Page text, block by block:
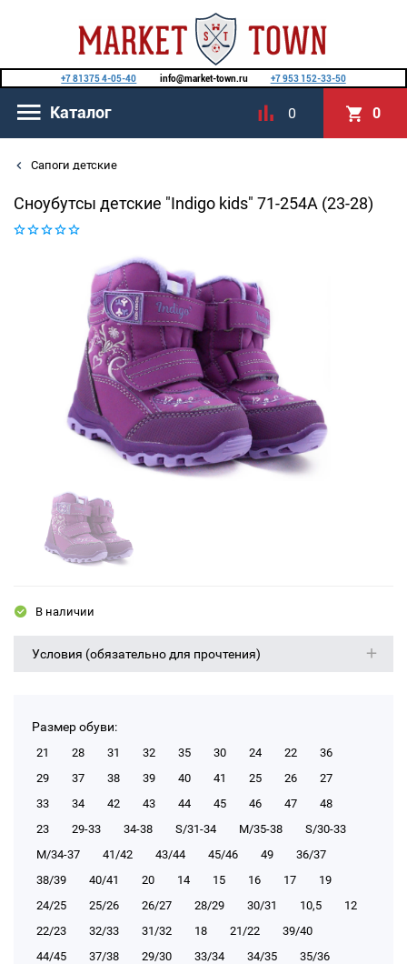
+7 81375 4-05-40 info@market-town.ru +7 953 152-33-50
Каталог 0 0
Сапоги детские
Сноубутсы детские "Indigo kids" 71-254A (23-28)
В наличии
Условия (обязательно для прочтения)
Размер обуви:
21 28 31 32 35 30 24 22
36
29
37 38 39 40 41 25 26
27
33
34 42 43 44 45 46 47
48
23
29-33 34-38 S/31-34 М/35-38
S/30-33
М/34-37
41/42 43/44 45/46 49
36/37
38/39
40/41 20 14 15 16 17
19
24/25
25/26 26/27 28/29 30/31 10,5
12
22/23
32/33 31/32 18 21/22
39/40
44/45
37/38 29/30 33/34 34/35
35/36